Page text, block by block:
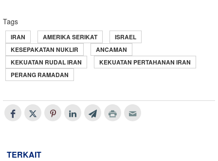
Tags
IRAN AMERIKA SERIKAT
ISRAEL
KESEPAKATAN NUKLIR
ANCAMAN
KEKUATAN RUDAL IRAN
KEKUATAN PERTAHANAN IRAN
PERANG RAMADAN
TERKAIT